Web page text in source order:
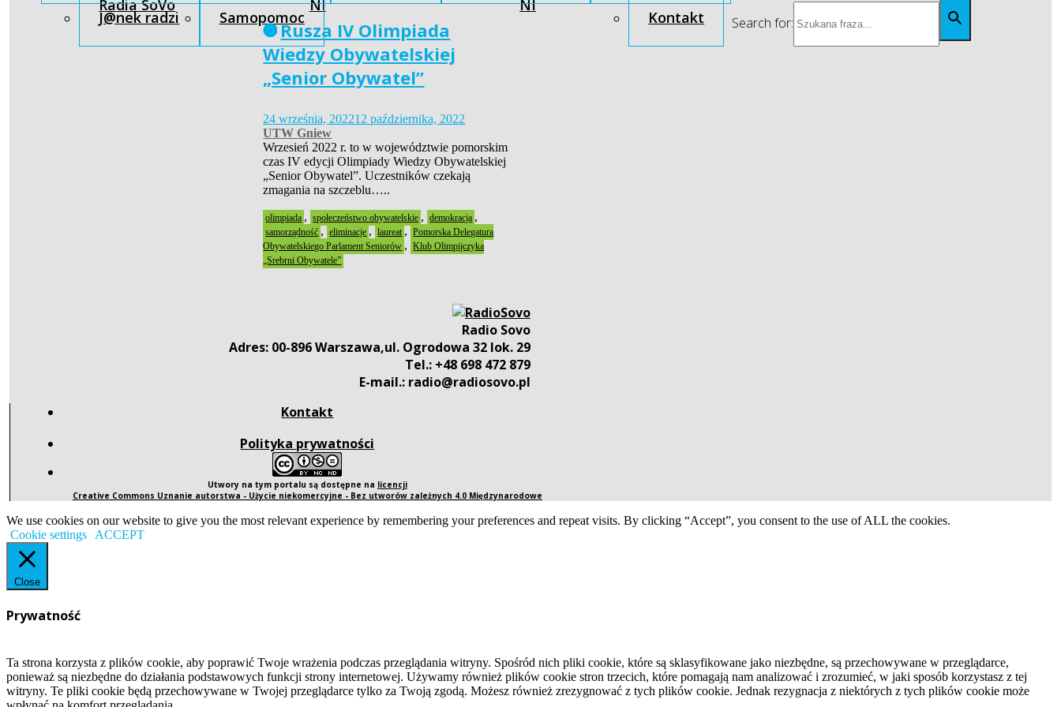
Radia SoVo NI NI
J@nek radzi Samopomoc Kontakt Search for:
Rusza IV Olimpiada
Wiedzy Obywatelskiej
„Senior Obywatel”
24 września, 202212 października, 2022
UTW Gniew
Wrzesień 2022 r. to w województwie pomorskim
czas IV edycji Olimpiady Wiedzy Obywatelskiej
„Senior Obywatel”. Uczestników czekają
zmagania na szczeblu…..
olimpiada , społeczeństwo obywatelskie , demokracja ,
samorządność , eliminacje , laureat ,
Pomorska Delegatura
Obywatelskiego Parlament Seniorów ,
Klub Olimpijczyka
„Srebrni Obywatele”
Radio Sovo
Adres: 00-896 Warszawa,ul. Ogrodowa 32 lok. 29
Tel.: +48 698 472 879
E-mail.: radio@radiosovo.pl
Kontakt
Polityka prywatności
Utwory na tym portalu są dostępne na licencji
Creative Commons Uznanie autorstwa - Użycie niekomercyjne - Bez utworów zależnych 4.0 Międzynarodowe
We use cookies on our website to give you the most relevant experience by remembering your preferences and repeat visits. By clicking “Accept”, you consent to the use of ALL the cookies.
Cookie settings
ACCEPT
Close
Prywatność
Ta strona korzysta z plików cookie, aby poprawić Twoje wrażenia podczas przeglądania witryny. Spośród nich pliki cookie, które są sklasyfikowane jako niezbędne, są przechowywane w przeglądarce,
ponieważ są niezbędne do działania podstawowych funkcji strony internetowej. Używamy również plików cookie stron trzecich, które pomagają nam analizować i zrozumieć, w jaki sposób korzystasz z tej
witryny. Te pliki cookie będą przechowywane w Twojej przeglądarce tylko za Twoją zgodą. Możesz również zrezygnować z tych plików cookie. Jednak rezygnacja z niektórych z tych plików cookie może